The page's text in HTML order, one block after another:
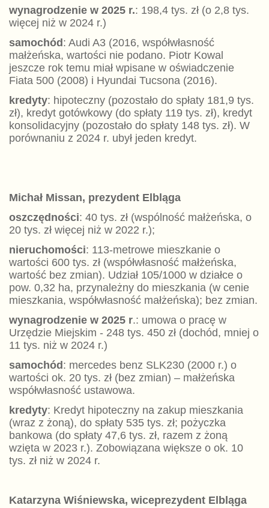
wynagrodzenie w 2025 r.: 198,4 tys. zł (o 2,8 tys.
więcej niż w 2024 r.)
samochód: Audi A3 (2016, współwłasność
małżeńska, wartości nie podano. Piotr Kowal
jeszcze rok temu miał wpisane w oświadczenie
Fiata 500 (2008) i Hyundai Tucsona (2016).
kredyty: hipoteczny (pozostało do spłaty 181,9 tys.
zł), kredyt gotówkowy (do spłaty 119 tys. zł), kredyt
konsolidacyjny (pozostało do spłaty 148 tys. zł). W
porównaniu z 2024 r. ubył jeden kredyt.
Michał Missan, prezydent Elbląga
oszczędności: 40 tys. zł (wspólność małżeńska, o
20 tys. zł więcej niż w 2022 r.);
nieruchomości: 113-metrowe mieszkanie o
wartości 600 tys. zł (współwłasność małżeńska,
wartość bez zmian). Udział 105/1000 w działce o
pow. 0,32 ha, przynależny do mieszkania (w cenie
mieszkania, współwłasność małżeńska); bez zmian.
wynagrodzenie w 2025 r.: umowa o pracę w
Urzędzie Miejskim - 248 tys. 450 zł (dochód, mniej o
11 tys. niż w 2024 r.)
samochód: mercedes benz SLK230 (2000 r.) o
wartości ok. 20 tys. zł (bez zmian) – małżeńska
współwłasność ustawowa.
kredyty: Kredyt hipoteczny na zakup mieszkania
(wraz z żoną), do spłaty 535 tys. zł; pożyczka
bankowa (do spłaty 47,6 tys. zł, razem z żoną
wzięta w 2023 r.). Zobowiązana większe o ok. 10
tys. zł niż w 2024 r.
Katarzyna Wiśniewska, wiceprezydent Elbląga